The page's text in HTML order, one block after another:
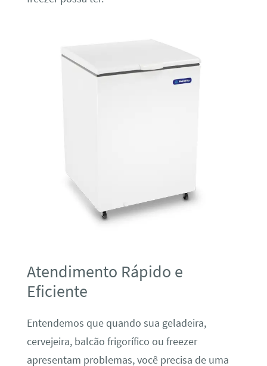
Atendimento Rápido e
Eficiente
Entendemos que quando sua geladeira,
cervejeira, balcão frigorífico ou freezer
apresentam problemas, você precisa de uma